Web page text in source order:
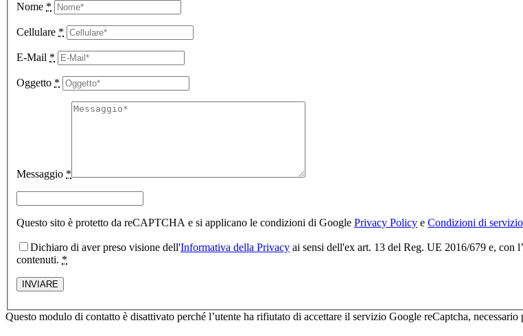
Nome *
Cellulare *
E-Mail *
Oggetto *
Messaggio *
Questo sito è protetto da reCAPTCHA e si applicano le condizioni di Google Privacy Policy e Condizioni di servizio
Dichiaro di aver preso visione dell'Informativa della Privacy ai sensi dell'ex art. 13 del Reg. UE 2016/679 e, con
contenuti. *
Questo modulo di contatto è disattivato perché l’utente ha rifiutato di accettare il servizio Google reCaptcha,